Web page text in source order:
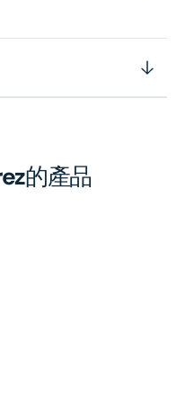
的產品